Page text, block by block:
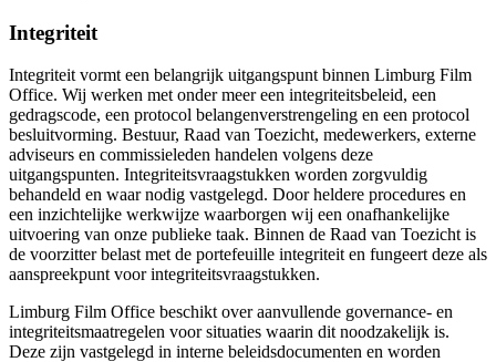
Integriteit
Integriteit vormt een belangrijk uitgangspunt binnen Limburg Film
Office. Wij werken met onder meer een integriteitsbeleid, een
gedragscode, een protocol belangenverstrengeling en een protocol
besluitvorming. Bestuur, Raad van Toezicht, medewerkers, externe
adviseurs en commissieleden handelen volgens deze
uitgangspunten. Integriteitsvraagstukken worden zorgvuldig
behandeld en waar nodig vastgelegd. Door heldere procedures en
een inzichtelijke werkwijze waarborgen wij een onafhankelijke
uitvoering van onze publieke taak. Binnen de Raad van Toezicht is
de voorzitter belast met de portefeuille integriteit en fungeert deze als
aanspreekpunt voor integriteitsvraagstukken.
Limburg Film Office beschikt over aanvullende governance- en
integriteitsmaatregelen voor situaties waarin dit noodzakelijk is.
Deze zijn vastgelegd in interne beleidsdocumenten en worden